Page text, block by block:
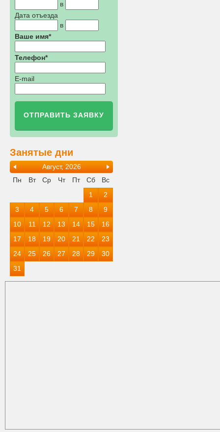
в
Дата отъезда
в
Ваше имя*
Телефон*
E-mail
Занятые дни
Август, 2026
Пн
Вт Ср Чт Пт Сб
Вс
1
2
3
4 5 6 7 8
9
10
11 12 13 14 15
16
17
18 19 20 21 22
23
24
25 26 27 28 29
30
31